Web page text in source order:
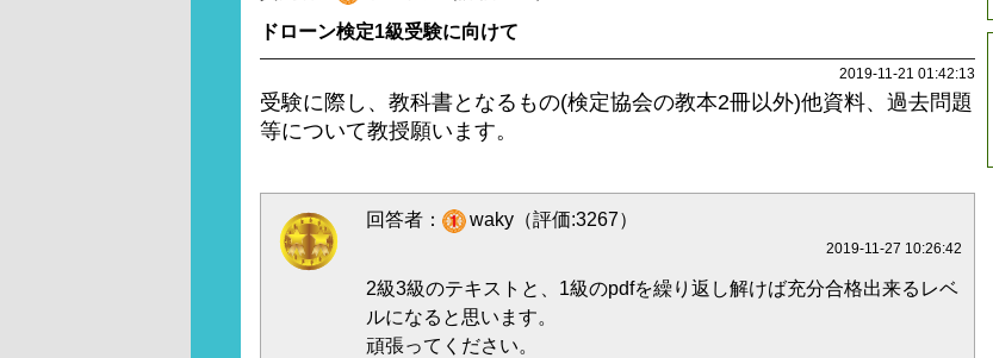
ドローン検定1級受験に向けて
2019-11-21 01:42:13
受験に際し、教科書となるもの(検定協会の教本2冊以外)他資料、過去問題
等について教授願います。
回答者： waky（評価:3267）
2019-11-27 10:26:42
2級3級のテキストと、1級のpdfを繰り返し解けば充分合格出来るレベ
ルになると思います。
頑張ってください。